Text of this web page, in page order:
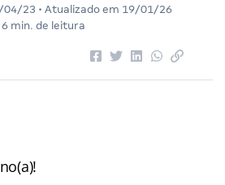
04/23 • Atualizado em 19/01/26
6 min. de leitura